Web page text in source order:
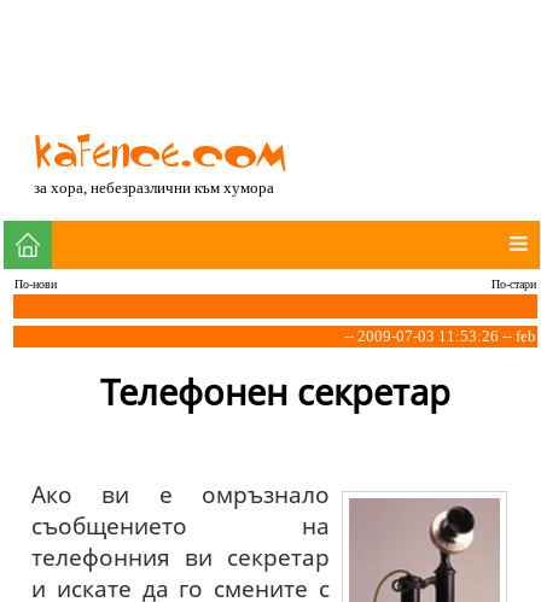
за хора, небезразлични към хумора
По-нови По-стари
-- 2009-07-03 11:53:26 -- feb
Телефонен секретар
Ако ви е омръзнало
съобщението на
телефонния ви секретар
и искате да го смените с